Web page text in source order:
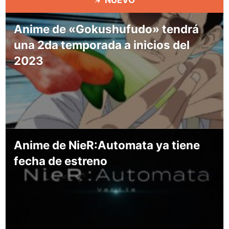
Anime de «Gokushufudo» tendrá
una 2da temporada a inicios del
2023
Anime de NieR:Automata ya tiene
fecha de estreno